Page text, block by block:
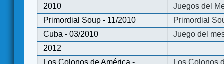
2010
Juegos del
Primordial Soup - 11/2010
Primordial
Cuba - 03/2010
Juego del
2012
Los Colonos de América -
Los Colonos